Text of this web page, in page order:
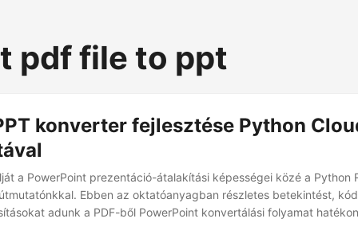
pdf file to ppt
konverter fejlesztése Python
a PowerPoint prezentáció-átalakítási képességei közé a Python
Ebben az oktatóanyagban részletes betekintést,
adunk a PDF-ből PowerPoint konvertálási folyamat